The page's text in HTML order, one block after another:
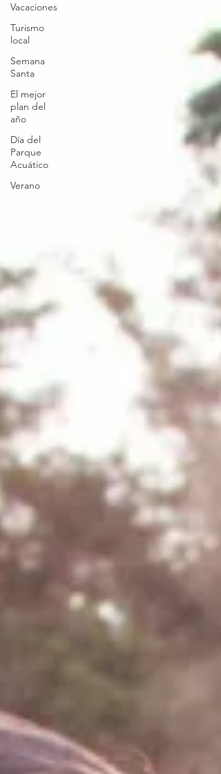
Vacaciones
Turismo
local
Semana
Santa
El mejor
plan del
año
Día del
Parque
Acuático
Verano